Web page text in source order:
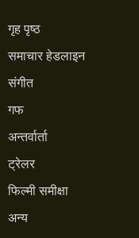
गृह पृष्ठ
समाचार हेडलाइन
संगीत
गफ
अन्तर्वार्ता
ट्रेलर
फिल्मी समीक्षा
अन्य